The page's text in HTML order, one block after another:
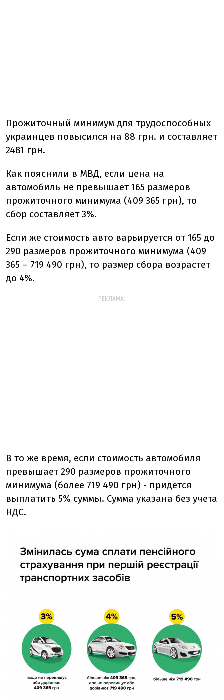
Прожиточный минимум для трудоспособных
украинцев повысился на 88 грн. и составляет
2481 грн.
Как пояснили в МВД, если цена на
автомобиль не превышает 165 размеров
прожиточного минимума (409 365 грн), то
сбор составляет 3%.
Если же стоимость авто варьируется от 165 до
290 размеров прожиточного минимума (409
365 – 719 490 грн), то размер сбора возрастет
до 4%.
РЕКЛАМА:
В то же время, если стоимость автомобиля
превышает 290 размеров прожиточного
минимума (более 719 490 грн) - придется
выплатить 5% суммы. Сумма указана без учета
НДС.